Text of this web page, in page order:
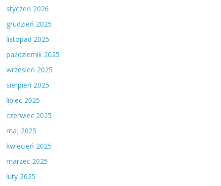
styczeń 2026
grudzień 2025
listopad 2025
październik 2025
wrzesień 2025
sierpień 2025
lipiec 2025
czerwiec 2025
maj 2025
kwiecień 2025
marzec 2025
luty 2025